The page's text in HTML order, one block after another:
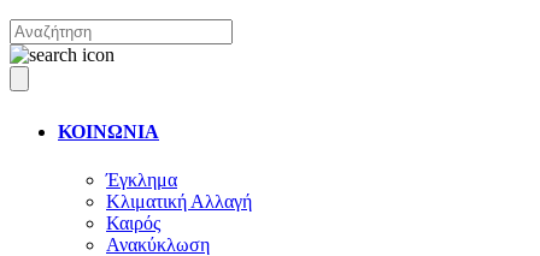
ΚΟΙΝΩΝΙΑ
Έγκλημα
Κλιματική Αλλαγή
Καιρός
Ανακύκλωση